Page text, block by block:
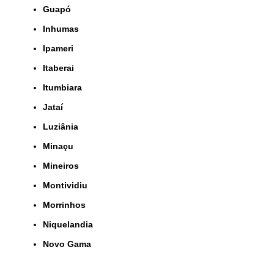
Guapó
Inhumas
Ipameri
Itaberai
Itumbiara
Jataí
Luziânia
Minaçu
Mineiros
Montividiu
Morrinhos
Niquelandia
Novo Gama